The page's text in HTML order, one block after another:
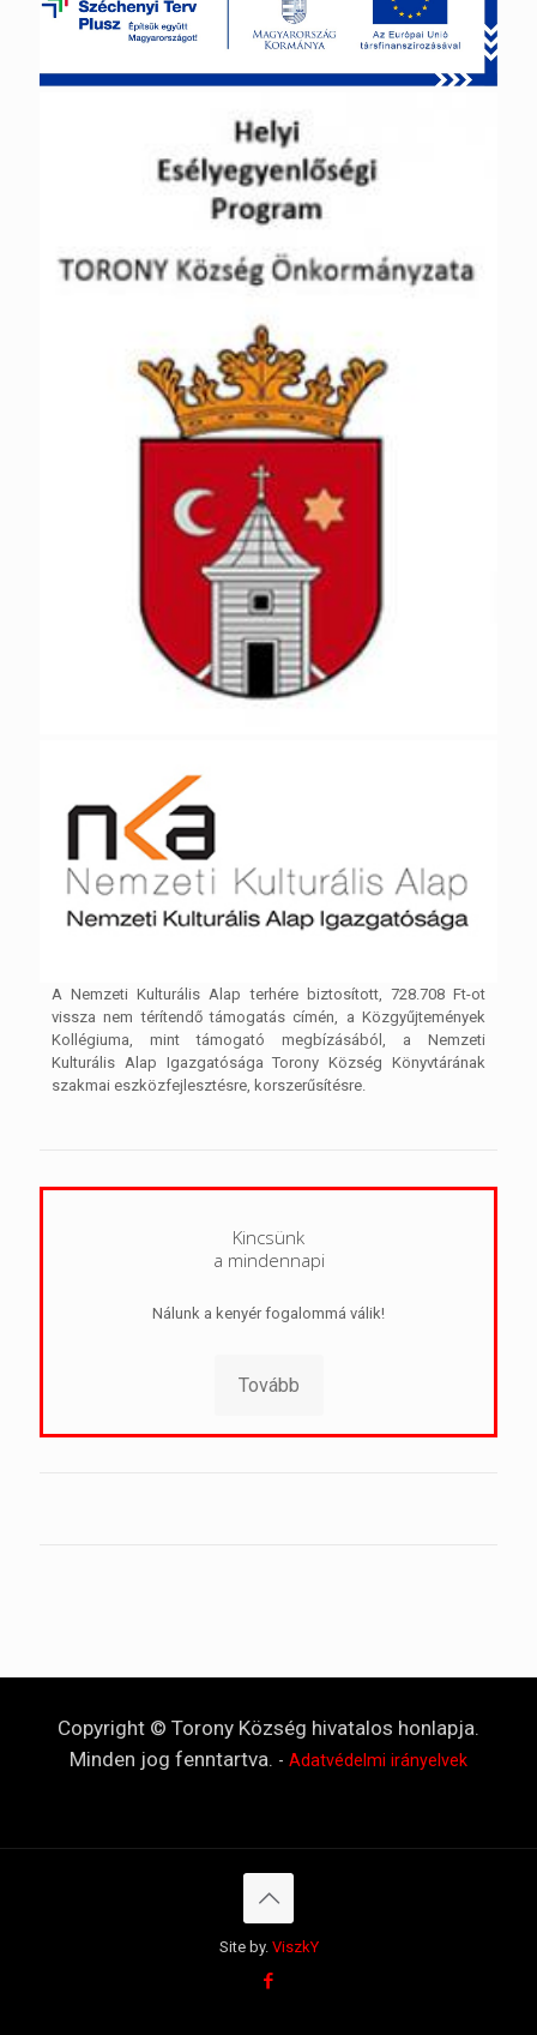
A Nemzeti Kulturális Alap terhére biztosított, 728.708 Ft-ot
vissza nem térítendő támogatás címén, a Közgyűjtemények
Kollégiuma, mint támogató megbízásából, a Nemzeti
Kulturális Alap Igazgatósága Torony Község Könyvtárának
szakmai eszközfejlesztésre, korszerűsítésre.
Kincsünk
a mindennapi
Nálunk a kenyér fogalommá válik!
Tovább
Copyright © Torony Község hivatalos honlapja.
Minden jog fenntartva. - Adatvédelmi irányelvek
Site by. ViszkY